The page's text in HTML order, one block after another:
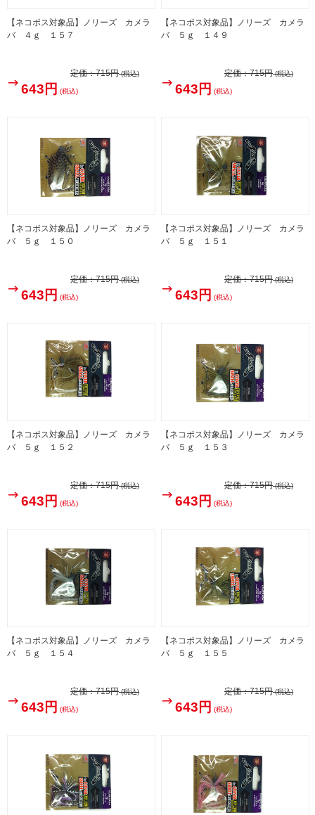
【ネコポス対象品】ノリーズ カメラ
バ ４ｇ １５７
定価：715円(税込)
643円 (税込)
【ネコポス対象品】ノリーズ カメラ
バ ５ｇ １４９
定価：715円(税込)
643円 (税込)
【ネコポス対象品】ノリーズ カメラ
バ ５ｇ １５０
定価：715円(税込)
643円 (税込)
【ネコポス対象品】ノリーズ カメラ
バ ５ｇ １５１
定価：715円(税込)
643円 (税込)
【ネコポス対象品】ノリーズ カメラ
バ ５ｇ １５２
定価：715円(税込)
643円 (税込)
【ネコポス対象品】ノリーズ カメラ
バ ５ｇ １５３
定価：715円(税込)
643円 (税込)
【ネコポス対象品】ノリーズ カメラ
バ ５ｇ １５４
定価：715円(税込)
643円 (税込)
【ネコポス対象品】ノリーズ カメラ
バ ５ｇ １５５
定価：715円(税込)
643円 (税込)